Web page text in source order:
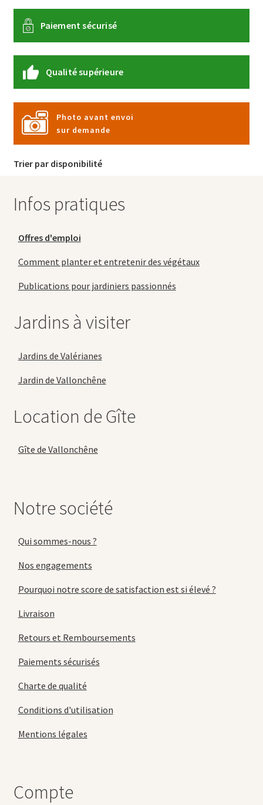
Paiement sécurisé
Qualité supérieure
Photo avant envoi
sur demande
Trier par disponibilité
Infos pratiques
Offres d'emploi
Comment planter et entretenir des végétaux
Publications pour jardiniers passionnés
Jardins à visiter
Jardins de Valérianes
Jardin de Vallonchêne
Location de Gîte
Gîte de Vallonchêne
Notre société
Qui sommes-nous ?
Nos engagements
Pourquoi notre score de satisfaction est si élevé ?
Livraison
Retours et Remboursements
Paiements sécurisés
Charte de qualité
Conditions d'utilisation
Mentions légales
Compte